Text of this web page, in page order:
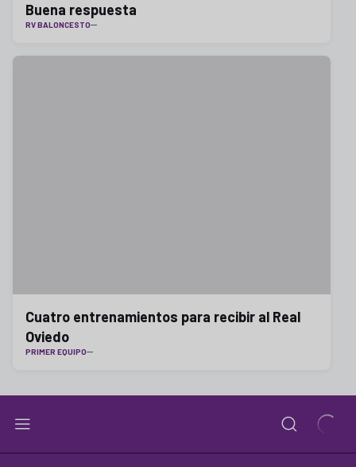
Buena respuesta
RV BALONCESTO
Cuatro entrenamientos para recibir al Real
Oviedo
PRIMER EQUIPO